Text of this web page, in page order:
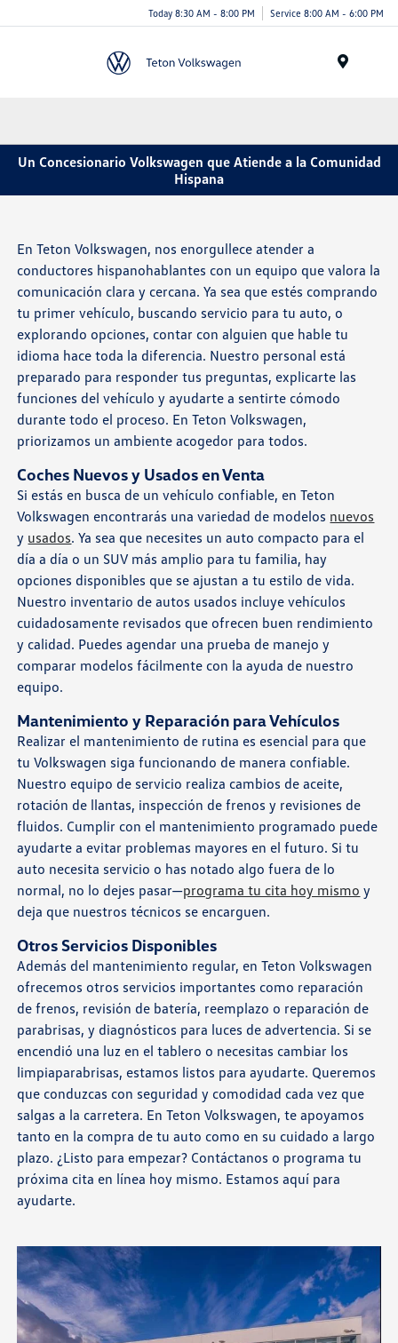
Today 8:30 AM - 8:00 PM Service 8:00 AM - 6:00 PM
Un Concesionario Volkswagen que Atiende a la Comunidad
Hispana
En Teton Volkswagen, nos enorgullece atender a
conductores hispanohablantes con un equipo que valora la
comunicación clara y cercana. Ya sea que estés comprando
tu primer vehículo, buscando servicio para tu auto, o
explorando opciones, contar con alguien que hable tu
idioma hace toda la diferencia. Nuestro personal está
preparado para responder tus preguntas, explicarte las
funciones del vehículo y ayudarte a sentirte cómodo
durante todo el proceso. En Teton Volkswagen,
priorizamos un ambiente acogedor para todos.
Coches Nuevos y Usados en Venta
Si estás en busca de un vehículo confiable, en Teton
Volkswagen encontrarás una variedad de modelos nuevos
y usados. Ya sea que necesites un auto compacto para el
día a día o un SUV más amplio para tu familia, hay
opciones disponibles que se ajustan a tu estilo de vida.
Nuestro inventario de autos usados incluye vehículos
cuidadosamente revisados que ofrecen buen rendimiento
y calidad. Puedes agendar una prueba de manejo y
comparar modelos fácilmente con la ayuda de nuestro
equipo.
Mantenimiento y Reparación para Vehículos
Realizar el mantenimiento de rutina es esencial para que
tu Volkswagen siga funcionando de manera confiable.
Nuestro equipo de servicio realiza cambios de aceite,
rotación de llantas, inspección de frenos y revisiones de
fluidos. Cumplir con el mantenimiento programado puede
ayudarte a evitar problemas mayores en el futuro. Si tu
auto necesita servicio o has notado algo fuera de lo
normal, no lo dejes pasar—programa tu cita hoy mismo y
deja que nuestros técnicos se encarguen.
Otros Servicios Disponibles
Además del mantenimiento regular, en Teton Volkswagen
ofrecemos otros servicios importantes como reparación
de frenos, revisión de batería, reemplazo o reparación de
parabrisas, y diagnósticos para luces de advertencia. Si se
encendió una luz en el tablero o necesitas cambiar los
limpiaparabrisas, estamos listos para ayudarte. Queremos
que conduzcas con seguridad y comodidad cada vez que
salgas a la carretera. En Teton Volkswagen, te apoyamos
tanto en la compra de tu auto como en su cuidado a largo
plazo. ¿Listo para empezar? Contáctanos o programa tu
próxima cita en línea hoy mismo. Estamos aquí para
ayudarte.